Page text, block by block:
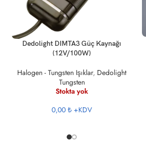
DEVAMINI OKU
Dedolight DIMTA3 Güç Kaynağı
(12V/100W)
Halogen - Tungsten Işıklar, Dedolight
Tungsten
Stokta yok
0,00 ₺ +KDV